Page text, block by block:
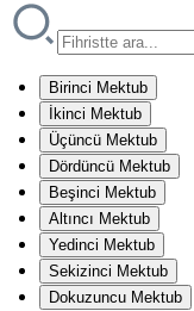
Birinci Mektub
İkinci Mektub
Üçüncü Mektub
Dördüncü Mektub
Beşinci Mektub
Altıncı Mektub
Yedinci Mektub
Sekizinci Mektub
Dokuzuncu Mektub